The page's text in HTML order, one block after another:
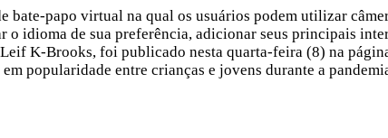
papo virtual na qual os usuários podem utilizar
idioma de sua preferência, adicionar seus principais
K-Brooks, foi publicado nesta quarta-feira (8) na
popularidade entre crianças e jovens durante a